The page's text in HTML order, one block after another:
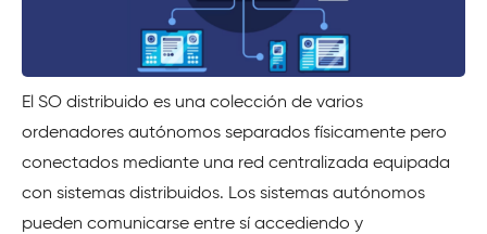
El SO distribuido es una colección de varios
ordenadores autónomos separados físicamente pero
conectados mediante una red centralizada equipada
con sistemas distribuidos. Los sistemas autónomos
pueden comunicarse entre sí accediendo y